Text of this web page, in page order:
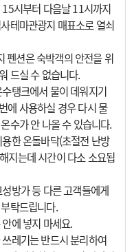
시부터 다음날 11시까지
테마관광지 매표소로 열쇠
펜션은 숙박객의 안전을 위
드실 수 없습니다.
탱크에서 물이 데워지기
에 사용하실 경우 다시 물
수가 안 나올 수 있습니다.
한 온돌바닥(초절전 난방
지는데 시간이 다소 소요됩
방가 등 다른 고객들에게
탁드립니다.
에 넣지 마세요.
레기는 반드시 분리하여